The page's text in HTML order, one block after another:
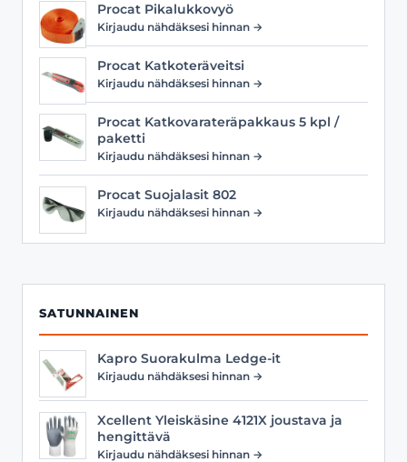
Procat Pikalukkovyö
Kirjaudu nähdäksesi hinnan →
Procat Katkoteräveitsi
Kirjaudu nähdäksesi hinnan →
Procat Katkovarateräpakkaus 5 kpl /
paketti
Kirjaudu nähdäksesi hinnan →
Procat Suojalasit 802
Kirjaudu nähdäksesi hinnan →
SATUNNAINEN
Kapro Suorakulma Ledge-it
Kirjaudu nähdäksesi hinnan →
Xcellent Yleiskäsine 4121X joustava ja
hengittävä
Kirjaudu nähdäksesi hinnan →